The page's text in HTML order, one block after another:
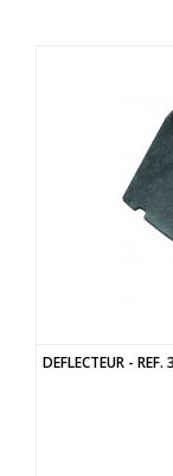
DEFLECTEUR -